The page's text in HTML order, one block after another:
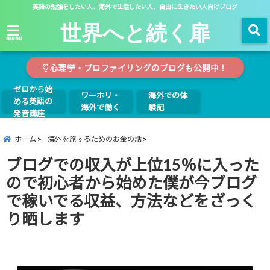
英語の勉強をしたい人、海外で生活したい人、自由に生きたい人向けブログ
menu 世界へと続く扉
心理学・プロファイリングのブログも公開中！
ゼロから始
める英語の
発音講座
ワーホリ・
海外で働く
海外での体
験記
ホーム 海外を旅するためのお金の話
ブログでの収入が上位15％に入った
ので初心者から始めた僕が今ブログ
で稼いでる収益、方法などをざっく
り晒します